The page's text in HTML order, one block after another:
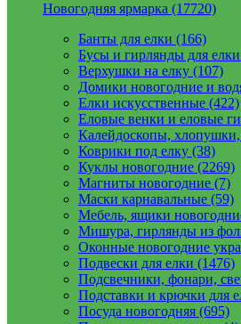
Новогодняя ярмарка (17720)
Банты для елки (166)
Бусы и гирлянды для
Верхушки на елку (107)
Домики новогодние и
Елки искусственные (422)
Еловые венки и еловые
Калейдоскопы,
Коврики под елку (38)
Куклы новогодние (2269)
Магниты новогодние (7)
Маски карнавальные (59)
Мебель, ящики
Мишура, гирлянды из
Оконные новогодние
Подвески для елки (1476)
Подсвечники, фонари,
Подставки и крючки для
Посуда новогодняя (695)